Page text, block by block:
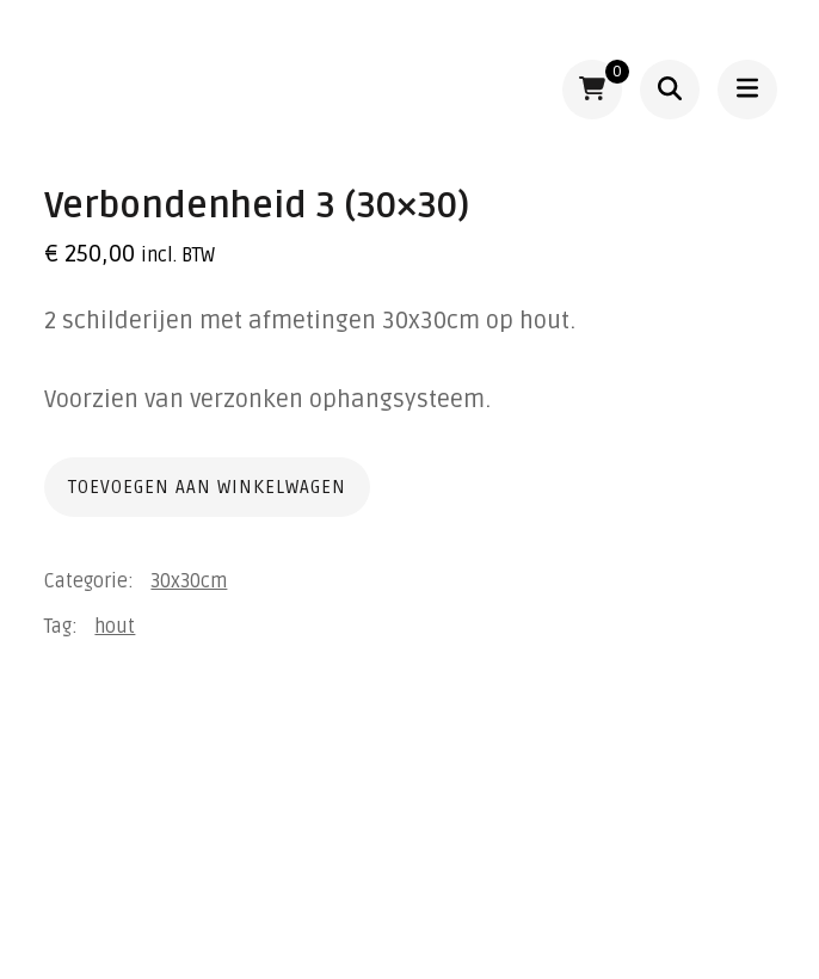
0
Verbondenheid 3 (30×30)
€ 250,00 incl. BTW
2 schilderijen met afmetingen 30x30cm op hout.
Voorzien van verzonken ophangsysteem.
Verbondenheid
TOEVOEGEN AAN WINKELWAGEN
Categorie:
30x30cm
Tag:
hout